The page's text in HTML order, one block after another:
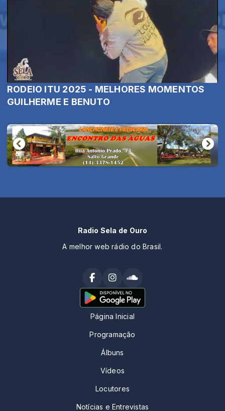
RODEIO ITU 2025 - MELHORES MOMENTOS
GUILHERME E BENUTO
Radio Sela de Ouro
A melhor web rádio do Brasil.
Página Inicial
Programação
Álbuns
Vídeos
Locutores
Notícias e Entrevistas